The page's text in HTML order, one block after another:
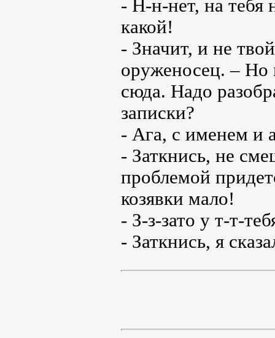
- Н-н-нет, на
какой!
- Значит, и не
оруженосец. – Но
сюда. Надо
записки?
- Ага, с именем и
- Заткнись, не
проблемой
козявки мало!
- З-з-зато у т-т-
- Заткнись, я